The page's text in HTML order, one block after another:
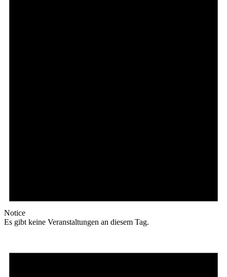
Notice
Es gibt keine Veranstaltungen an diesem Tag.